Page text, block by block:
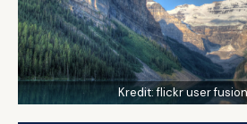
Kredit:flickr user